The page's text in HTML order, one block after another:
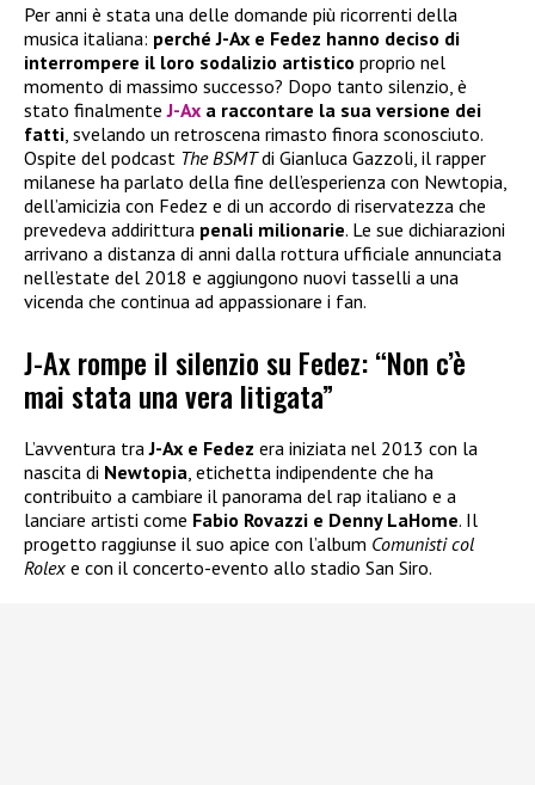
Per anni è stata una delle domande più ricorrenti della
musica italiana: perché J-Ax e Fedez hanno deciso di
interrompere il loro sodalizio artistico proprio nel
momento di massimo successo? Dopo tanto silenzio, è
stato finalmenteJ-Ax a raccontare la sua versione dei
fatti, svelando un retroscena rimasto finora sconosciuto.
Ospite del podcast The BSMTdi Gianluca Gazzoli, il rapper
milanese ha parlato della fine dell’esperienza con Newtopia,
dell’amicizia con Fedez e di un accordo di riservatezza che
prevedeva addirittura penali milionarie. Le sue dichiarazioni
arrivano a distanza di anni dalla rottura ufficiale annunciata
nell’estate del 2018 e aggiungono nuovi tasselli a una
vicenda che continua ad appassionare i fan.
J-Ax rompe il silenzio su Fedez: “Non c’è
mai stata una vera litigata”
L’avventura traJ-Ax e Fedez era iniziata nel 2013 con la
nascita di Newtopia , etichetta indipendente che ha
contribuito a cambiare il panorama del rap italiano e a
lanciare artisti come Fabio Rovazzi e Denny LaHome. Il
progetto raggiunse il suo apice con l’album Comunisti col
Rolex e con il concerto-evento allo stadio San Siro.